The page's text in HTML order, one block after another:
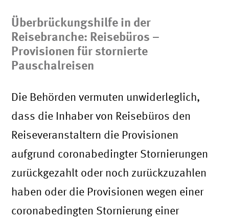
Überbrückungshilfe in der
Reisebranche: Reisebüros –
Provisionen für stornierte
Pauschalreisen
Die Behörden vermuten unwiderleglich,
dass die Inhaber von Reisebüros den
Reiseveranstaltern die Provisionen
aufgrund coronabedingter Stornierungen
zurückgezahlt oder noch zurückzuzahlen
haben oder die Provisionen wegen einer
coronabedingten Stornierung einer